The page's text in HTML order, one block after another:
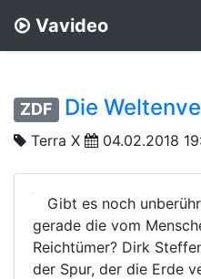
Vavideo
ZDF Die
Terra X 04.02.2018
Gibt es noch
gerade die vom
Reichtümer? Dirk
der Spur, der die Erde